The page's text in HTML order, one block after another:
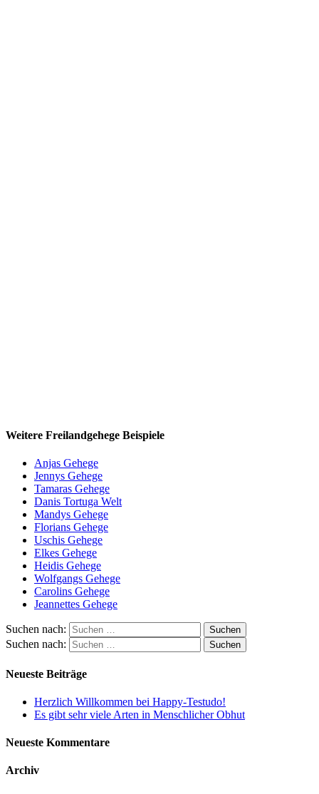
Weitere Freilandgehege Beispiele
Anjas Gehege
Jennys Gehege
Tamaras Gehege
Danis Tortuga Welt
Mandys Gehege
Florians Gehege
Uschis Gehege
Elkes Gehege
Heidis Gehege
Wolfgangs Gehege
Carolins Gehege
Jeannettes Gehege
Suchen nach:
Suchen nach:
Neueste Beiträge
Herzlich Willkommen bei Happy-Testudo!
Es gibt sehr viele Arten in Menschlicher Obhut
Neueste Kommentare
Archiv